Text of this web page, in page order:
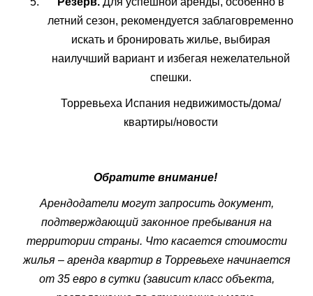
летний сезон, рекомендуется заблаговременно
искать и бронировать жилье, выбирая
наилучший вариант и избегая нежелательной
спешки.
Торревьеха Испания недвижимость/дома/
квартиры/новости
Обратите внимание!
Арендодатели могут запросить документ,
подтверждающий законное пребывания на
территории страны. Что касается стоимости
жилья – аренда квартир в Торревьехе начинается
от 35 евро в сутки (зависит класс объекта,